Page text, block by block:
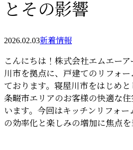
とその影響
2026.02.03新着情報
こんにちは！株式会社エムエー
川市を拠点に、戸建てのリフォ
ております。寝屋川市をはじめ
条畷市エリアのお客様の快適な
います。今回はキッチンリフォ
の効率化と楽しみの増加に焦点を